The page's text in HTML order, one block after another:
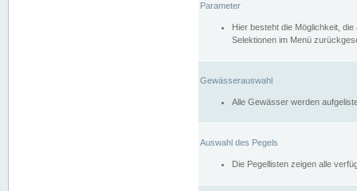
Parameter
Hier besteht die Möglichkeit,
Selektionen im Menü
Gewässerauswahl
Alle Gewässer werden
Auswahl des Pegels
Die Pegellisten zeigen alle